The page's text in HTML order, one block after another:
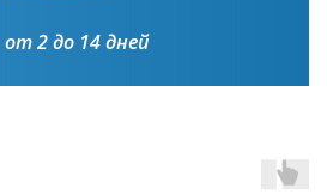
от 2 до 14 дней